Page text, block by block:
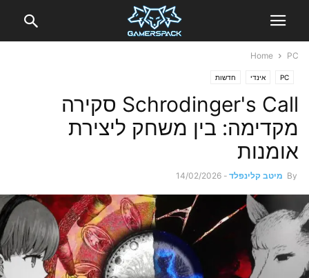
Home PC
PC אינדי חדשות
Schrodinger's Call סקירה
מקדימה: בין משחק ליצירת
אומנות
By מיטב קלינפלד -
14/02/2026